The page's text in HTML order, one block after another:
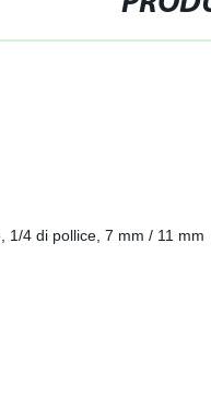
1/4 di pollice, 7 mm / 11 mm